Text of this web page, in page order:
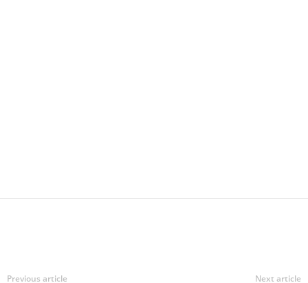
Previous article Next article